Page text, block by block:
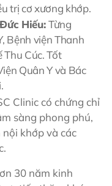
trị cơ xương khớp.
Hiếu:Từng
Bệnh viện Thanh
Thu Cúc. Tốt
Quân Y và Bác
Clinic có chứng chỉ
sàng phong phú,
khớp và các